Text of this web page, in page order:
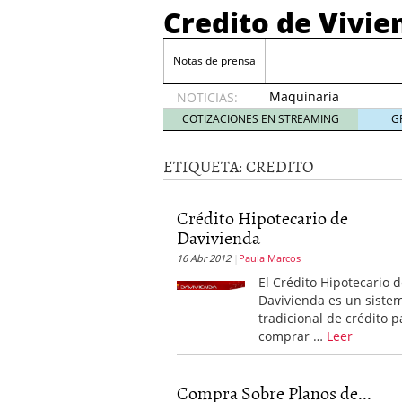
Credito de
Notas de prensa
NOTICIAS:
Maquinaria
para
Buffet:
para un
Servicio
y
23
diciembre,
2024
Estudio de
Cómo Organizar una
¿Qué es la Terapia
COTIZACIONES EN STREAMING
ETIQUETA:CREDITO
Crédito Hipotecario de
Davivienda
16 Abr 2012 Paula Marcos
El Crédito Hipotecario
Davivienda es un
tradicional de crédito
comprar … Leer
Compra Sobre Planos de...